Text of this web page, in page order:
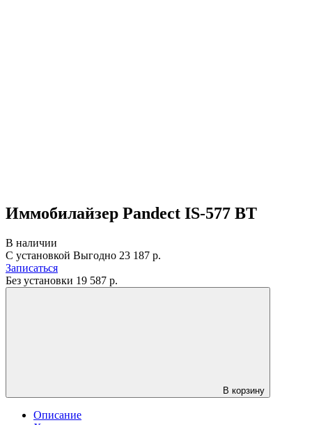
Иммобилайзер Pandect IS-577 BT
В наличии
С установкой Выгодно 23 187 р.
Записаться
Без установки 19 587 р.
В корзину
Описание